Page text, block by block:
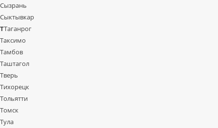
Сызрань
Сыктывкар
ТТаганрог
Таксимо
Тамбов
Таштагол
Тверь
Тихорецк
Тольятти
Томск
Тула